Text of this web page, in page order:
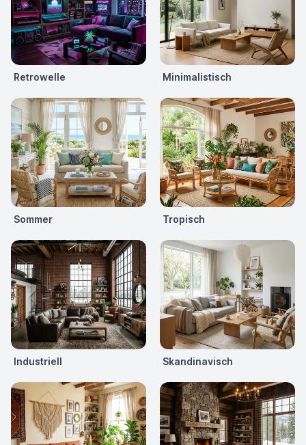
Retrowelle Minimalistisch
Sommer Tropisch
Industriell Skandinavisch